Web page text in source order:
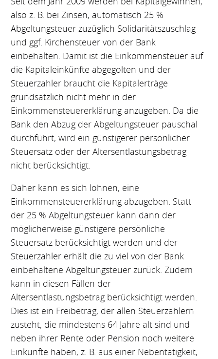
also z. B. bei Zinsen, automatisch 25 %
Abgeltungsteuer zuzüglich Solidaritätszuschlag
und ggf. Kirchensteuer von der Bank
einbehalten. Damit ist die Einkommensteuer auf
die Kapitaleinkünfte abgegolten und der
Steuerzahler braucht die Kapitalerträge
grundsätzlich nicht mehr in der
Einkommensteuererklärung anzugeben. Da die
Bank den Abzug der Abgeltungsteuer pauschal
durchführt, wird ein günstigerer persönlicher
Steuersatz oder der Altersentlastungsbetrag
nicht berücksichtigt.
Daher kann es sich lohnen, eine
Einkommensteuererklärung abzugeben. Statt
der 25 % Abgeltungsteuer kann dann der
möglicherweise günstigere persönliche
Steuersatz berücksichtigt werden und der
Steuerzahler erhält die zu viel von der Bank
einbehaltene Abgeltungsteuer zurück. Zudem
kann in diesen Fällen der
Altersentlastungsbetrag berücksichtigt werden.
Dies ist ein Freibetrag, der allen Steuerzahlern
zusteht, die mindestens 64 Jahre alt sind und
neben ihrer Rente oder Pension noch weitere
Einkünfte haben, z. B. aus einer Nebentätigkeit,